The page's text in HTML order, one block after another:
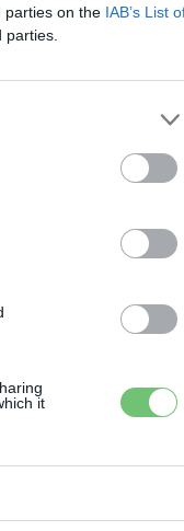
parties on the IAB’s List
it
Ez